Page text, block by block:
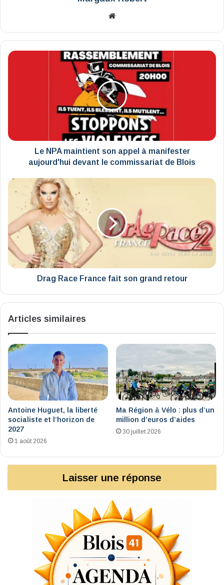
Le
devant
commissariat
Blois
Le NPA maintient son appel à manifester
aujourd'hui devant le commissariat de Blois
Drag
Race
France
son
grand
retour
Drag Race France fait son grand retour
Articles similaires
Antoine Huguet, la liberté
socialiste et l’horizon de
2027
1 août 2026
Ma Région à Vélo : plus d’un
million d’euros d’aides
30 juillet 2026
Laisser une réponse